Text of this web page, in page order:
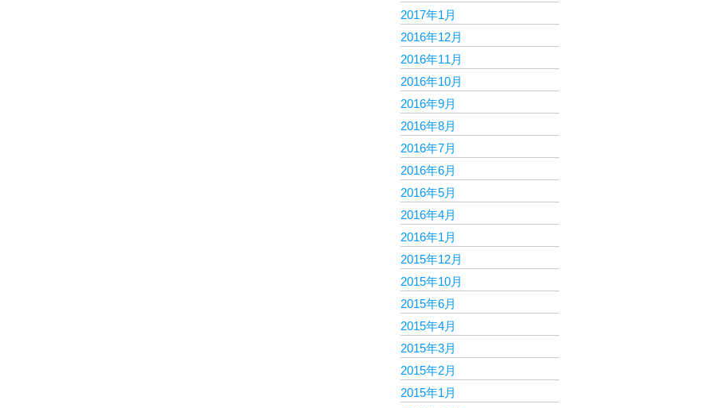
2017年1月
2016年12月
2016年11月
2016年10月
2016年9月
2016年8月
2016年7月
2016年6月
2016年5月
2016年4月
2016年1月
2015年12月
2015年10月
2015年6月
2015年4月
2015年3月
2015年2月
2015年1月